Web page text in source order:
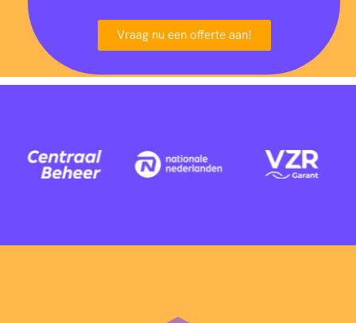
Vraag nu een offerte aan!